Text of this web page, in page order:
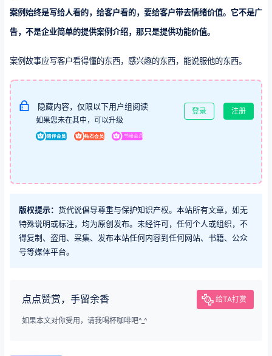
案例始终是写给人看的，给客户看的，要给客户带去情绪价值。它不是广
告，不是企业简单的提供案例介绍，那只是提供功能价值。
案例故事应写客户看得懂的东西，感兴趣的东西，能说服他的东西。
隐藏内容，仅限以下用户组阅读
如果您未在其中，可以升级
登录 注册
版权提示： 货代说倡导尊重与保护知识产权。本站所有文章，如无
特殊说明或标注，均为原创发布。未经许可，任何个人或组织，不
得复制、盗用、采集、发布本站任何内容到任何网站、书籍、公众
号等媒体平台。
点点赞赏，手留余香 给TA打赏
如果本文对你受用，请我喝杯咖啡吧^_^